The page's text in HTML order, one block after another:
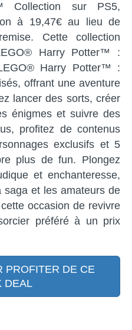
Collection sur PS5,
à 19,47€ au lieu de
Cette collection
Harry Potter™ :
Harry Potter™ :
offrant une aventure
lancer des sorts, créer
énigmes et suivre des
profitez de contenus
exclusifs et 5
plus de fun. Plongez
et enchanteresse,
et les amateurs de
occasion de revivre
préféré à un prix
PROFITER DE CE
DEAL